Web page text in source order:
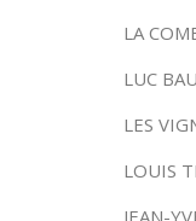
LA
LUC
LES
LOUIS
JEAN-